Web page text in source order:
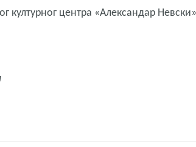
културног центра «Александар